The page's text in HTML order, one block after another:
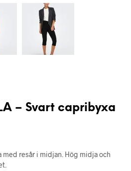
– Svart capribyxa
med resår i midjan. Hög midja och